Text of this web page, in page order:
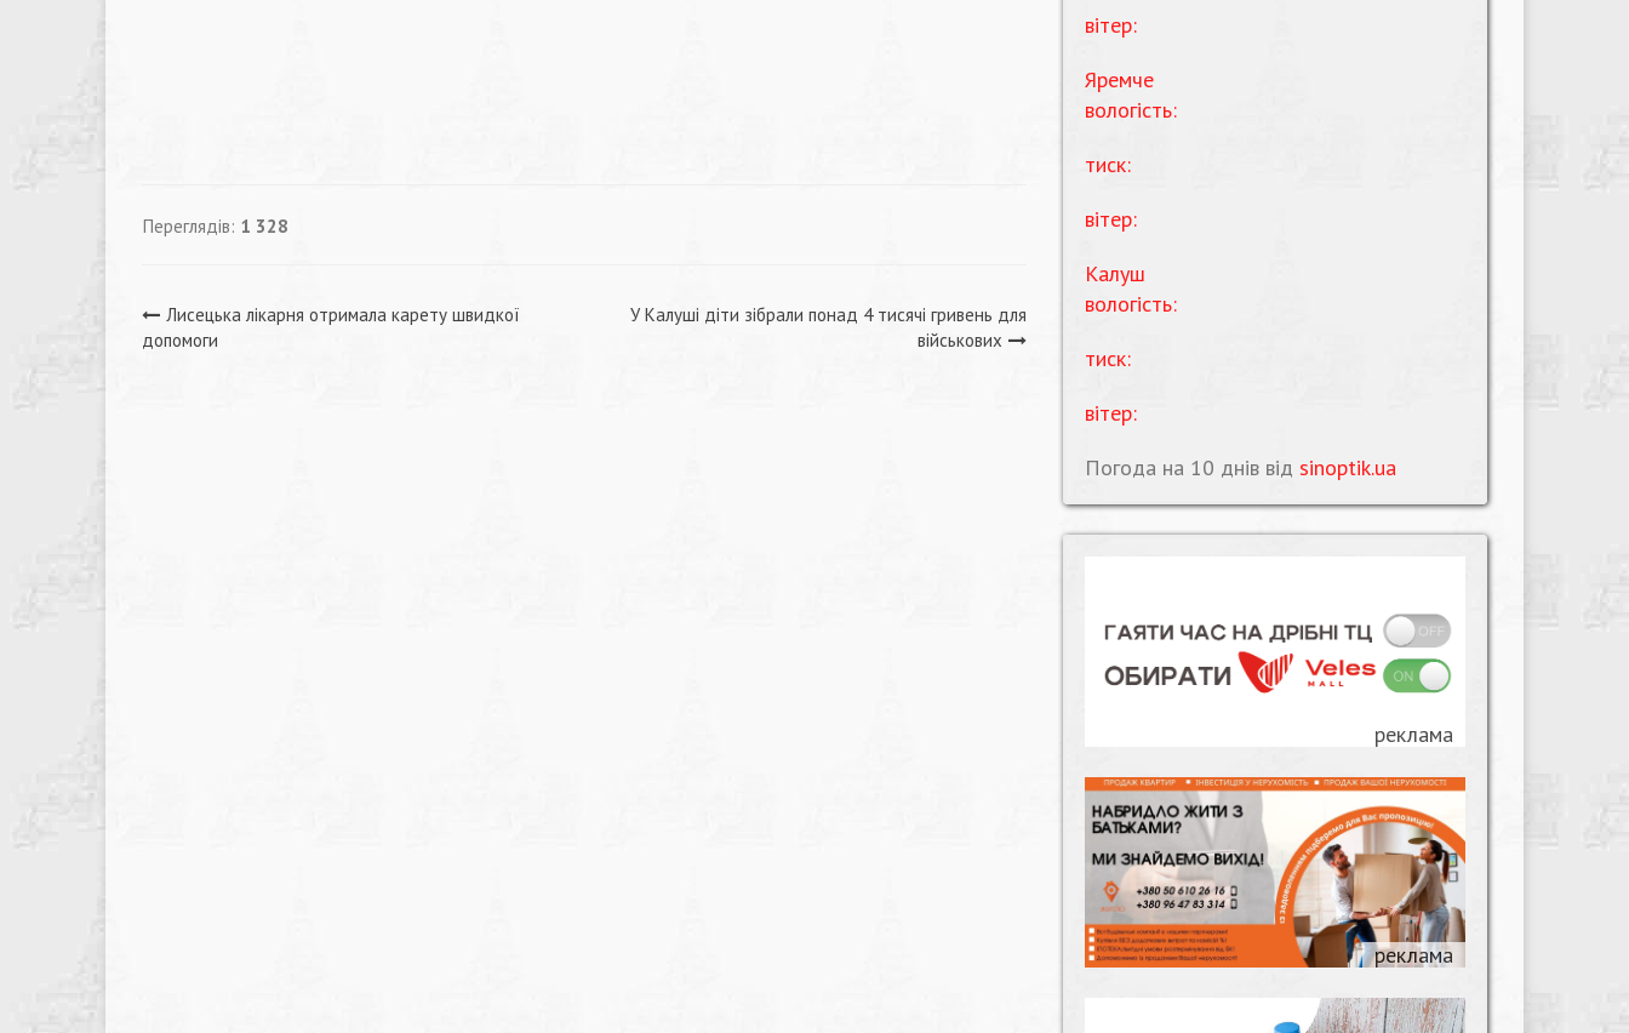
Переглядів: 1 328
Навігація
Лисецька лікарня отримала карету швидкої
допомоги
У Калуші діти зібрали понад 4 тисячі гривень для
військових
вітер:
Яремче
вологість:
тиск:
вітер:
Калуш
вологість:
тиск:
вітер:
Погода на 10 днів від sinoptik.ua